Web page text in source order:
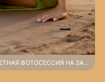
ЗАКАТ. ИНДИВИДУАЛЬНАЯ ПОРТРЕТНАЯ ФОТОСЕССИЯ НА ЗАКАТЕ НА ПЛЯЖЕ СИДЕ